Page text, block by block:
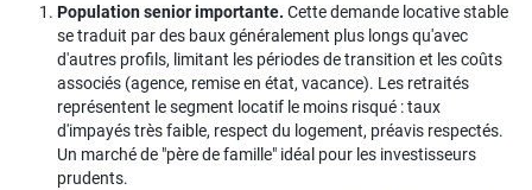
Population senior importante. Cette demande locative stable
se traduit par des baux généralement plus longs qu'avec
d'autres profils, limitant les périodes de transition et les coûts
associés (agence, remise en état, vacance). Les retraités
représentent le segment locatif le moins risqué : taux
d'impayés très faible, respect du logement, préavis respectés.
Un marché de "père de famille" idéal pour les investisseurs
prudents.